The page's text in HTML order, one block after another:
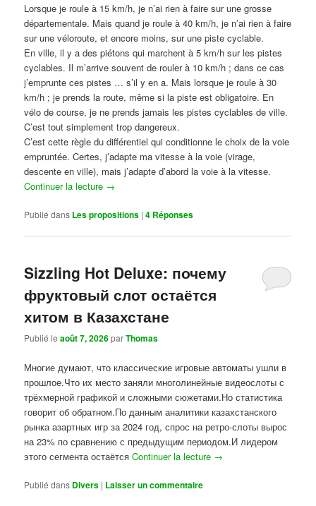
Lorsque je roule à 15 km/h, je n’ai rien à faire sur une grosse
départementale. Mais quand je roule à 40 km/h, je n’ai rien à faire
sur une véloroute, et encore moins, sur une piste cyclable.
En ville, il y a des piétons qui marchent à 5 km/h sur les pistes
cyclables. Il m’arrive souvent de rouler à 10 km/h ; dans ce cas
j’emprunte ces pistes … s’il y en a. Mais lorsque je roule à 30
km/h ; je prends la route, même si la piste est obligatoire. En
vélo de course, je ne prends jamais les pistes cyclables de ville.
C’est tout simplement trop dangereux.
C’est cette règle du différentiel qui conditionne le choix de la voie
empruntée. Certes, j’adapte ma vitesse à la voie (virage,
descente en ville), mais j’adapte d’abord la voie à la vitesse.
Continuer la lecture →
Publié dans Les propositions |4 Réponses
Sizzling Hot Deluxe: почему
фруктовый слот остаётся
хитом в Казахстане
Publié leaoût 7, 2026parThomas
Многие думают, что классические игровые автоматы ушли в
прошлое.Что их место заняли многолинейные видеослоты с
трёхмерной графикой и сложными сюжетами.Но статистика
говорит об обратном.По данным аналитики казахстанского
рынка азартных игр за 2024 год, спрос на ретро-слоты вырос
на 23% по сравнению с предыдущим периодом.И лидером
этого сегмента остаётсяContinuer la lecture →
Publié dans Divers | Laisser un commentaire